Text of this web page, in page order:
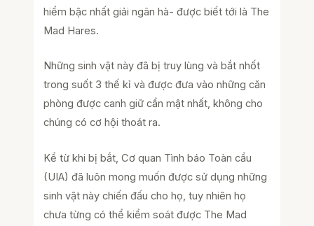
hiểm bậc nhất giải ngân hà- được biết tới là The
Mad Hares.
Những sinh vật này đã bị truy lùng và bắt nhốt
trong suốt 3 thế kỉ và được đưa vào những căn
phòng được canh giữ cẩn mật nhất, không cho
chúng có cơ hội thoát ra.
Kể từ khi bị bắt, Cơ quan Tình báo Toàn cầu
(UIA) đã luôn mong muốn được sử dụng những
sinh vật này chiến đấu cho họ, tuy nhiên họ
chưa từng có thể kiểm soát được The Mad